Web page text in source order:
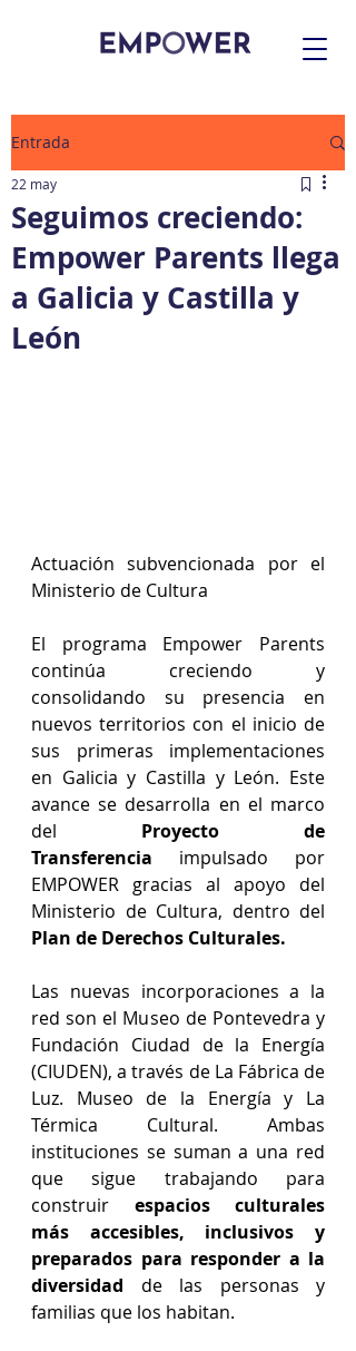
Entrada
Seguimos creciendo:
Empower Parents llega
a Galicia y Castilla y
León
22 may
Actuación subvencionada por el
Ministerio de Cultura
El programa Empower Parents
continúa creciendo y
consolidando su presencia en
nuevos territorios con el inicio de
sus primeras implementaciones
en Galicia y Castilla y León. Este
avance se desarrolla en el marco
del Proyecto de
Transferencia impulsado por
EMPOWER gracias al apoyo del
Plan de Derechos Culturales.
Las nuevas incorporaciones a la
red son el Museo de Pontevedra y
Fundación Ciudad de la Energía
(CIUDEN), a través de La Fábrica de
Luz. Museo de la Energía y La
Térmica Cultural. Ambas
instituciones se suman a una red
que sigue trabajando para
construir espacios culturales
más accesibles, inclusivos y
preparados para responder a la
diversidad de las personas y
familias que los habitan.